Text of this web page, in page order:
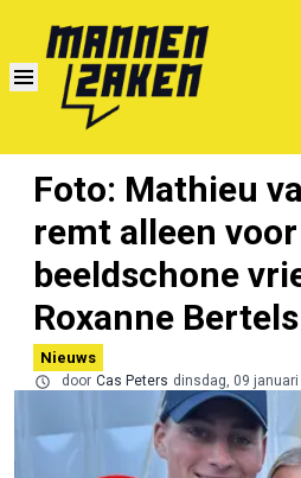
Foto: Mathieu
remt alleen
beeldschone
Roxanne Bertels
Nieuws
door Cas Peters dinsdag, 09